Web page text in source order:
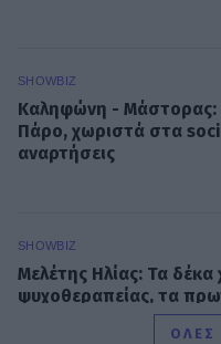
SHOWBIZ
Καληφώνη - Μάστορας:
Πάρο, χωριστά στα
αναρτήσεις
SHOWBIZ
Μελέτης Ηλίας: Τα δέκα
ψυχοθεραπείας, τα
ο «τέλειος» γάμος
ΟΛΕΣ